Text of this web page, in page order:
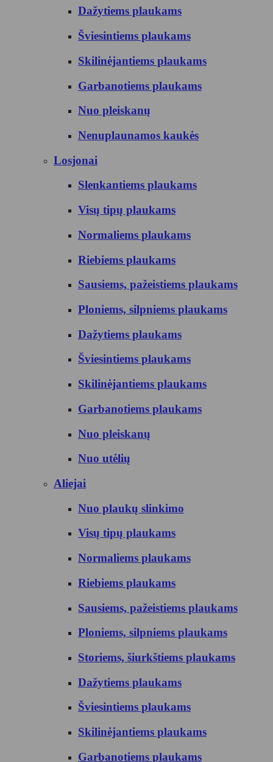
Dažytiems plaukams
Šviesintiems plaukams
Skilinėjantiems plaukams
Garbanotiems plaukams
Nuo pleiskanų
Nenuplaunamos kaukės
Losjonai
Slenkantiems plaukams
Visų tipų plaukams
Normaliems plaukams
Riebiems plaukams
Sausiems, pažeistiems plaukams
Ploniems, silpniems plaukams
Dažytiems plaukams
Šviesintiems plaukams
Skilinėjantiems plaukams
Garbanotiems plaukams
Nuo pleiskanų
Nuo utėlių
Aliejai
Nuo plaukų slinkimo
Visų tipų plaukams
Normaliems plaukams
Riebiems plaukams
Sausiems, pažeistiems plaukams
Ploniems, silpniems plaukams
Storiems, šiurkštiems plaukams
Dažytiems plaukams
Šviesintiems plaukams
Skilinėjantiems plaukams
Garbanotiems plaukams